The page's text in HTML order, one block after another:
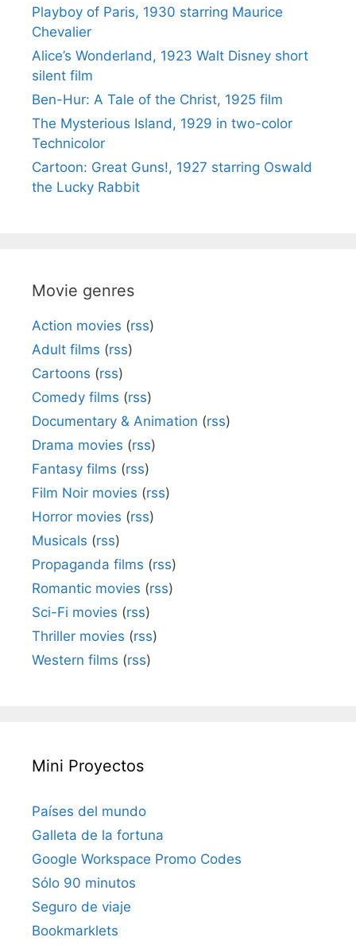
Playboy of Paris, 1930 starring Maurice
Chevalier
Alice’s Wonderland, 1923 Walt Disney short
silent film
Ben-Hur: A Tale of the Christ, 1925 film
The Mysterious Island, 1929 in two-color
Technicolor
Cartoon: Great Guns!, 1927 starring Oswald
the Lucky Rabbit
Movie genres
Action movies (rss)
Adult films (rss)
Cartoons (rss)
Comedy films (rss)
Documentary & Animation (rss)
Drama movies (rss)
Fantasy films (rss)
Film Noir movies (rss)
Horror movies (rss)
Musicals (rss)
Propaganda films (rss)
Romantic movies (rss)
Sci-Fi movies (rss)
Thriller movies (rss)
Western films (rss)
Mini Proyectos
Países del mundo
Galleta de la fortuna
Google Workspace Promo Codes
Sólo 90 minutos
Seguro de viaje
Bookmarklets